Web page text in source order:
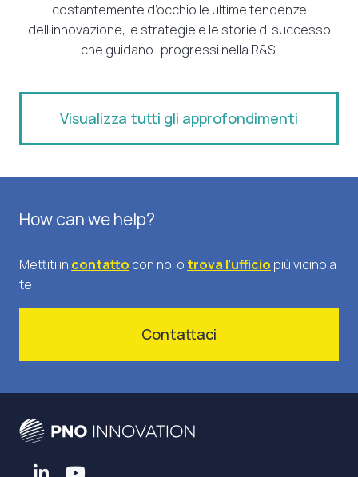
costantemente d’occhio le ultime tendenze
dell’innovazione, le strategie e le storie di successo
che guidano i progressi nella R&S.
Visualizza tutti gli approfondimenti
How can we help?
Mettiti in contatto con noi o trova l’ufficio più vicino a
te
Contattaci